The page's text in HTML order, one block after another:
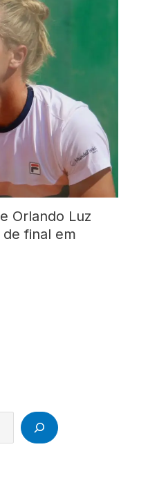
Orlando Luz
final em